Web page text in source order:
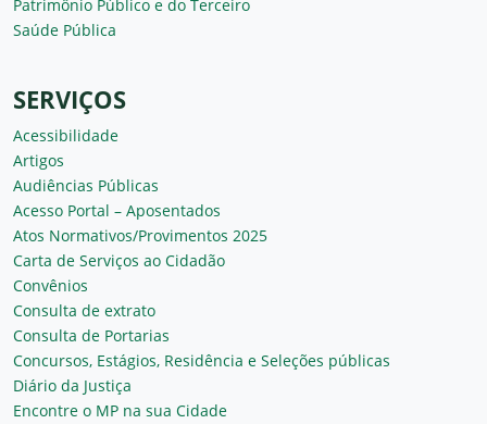
Patrimônio Público e do Terceiro
Saúde Pública
SERVIÇOS
Acessibilidade
Artigos
Audiências Públicas
Acesso Portal – Aposentados
Atos Normativos/Provimentos 2025
Carta de Serviços ao Cidadão
Convênios
Consulta de extrato
Consulta de Portarias
Concursos, Estágios, Residência e Seleções públicas
Diário da Justiça
Encontre o MP na sua Cidade